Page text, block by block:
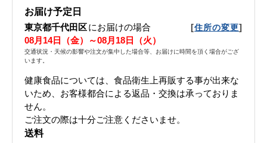
お届け予定日
東京都千代田区にお届けの場合 [住所の変更]
08月14日（金）～08月18日（火）
交通状況・天候の影響や注文が集中した場合等、お届けに時間を頂く場合がござ
います。
健康食品については、食品衛生上再販する事が出来な
いため、お客様都合による返品・交換は承っておりま
せん。
ご注文の際は十分ご注意くださいませ。
送料